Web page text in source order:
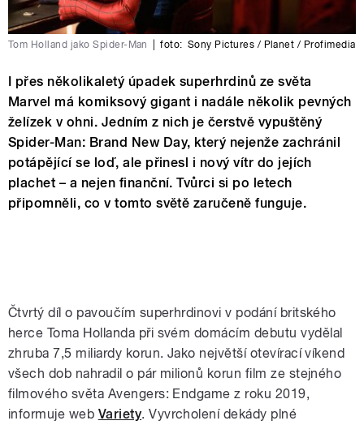
Tom Holland jako Spider-Man foto: Sony Pictures / Planet / Profimedia
I přes několikaletý úpadek superhrdinů ze světa
Marvel má komiksový gigant i nadále několik pevných
želízek v ohni. Jedním z nich je čerstvě vypuštěný
Spider-Man: Brand New Day, který nejenže zachránil
potápějící se loď, ale přinesl i nový vítr do jejích
plachet – a nejen finanční. Tvůrci si po letech
připomněli, co v tomto světě zaručeně funguje.
Čtvrtý díl o pavoučím superhrdinovi v podání britského
herce Toma Hollanda při svém domácím debutu vydělal
zhruba 7,5 miliardy korun. Jako největší otevírací víkend
všech dob nahradil o pár milionů korun film ze stejného
filmového světa Avengers: Endgame z roku 2019,
informuje web Variety. Vyvrcholení dekády plné